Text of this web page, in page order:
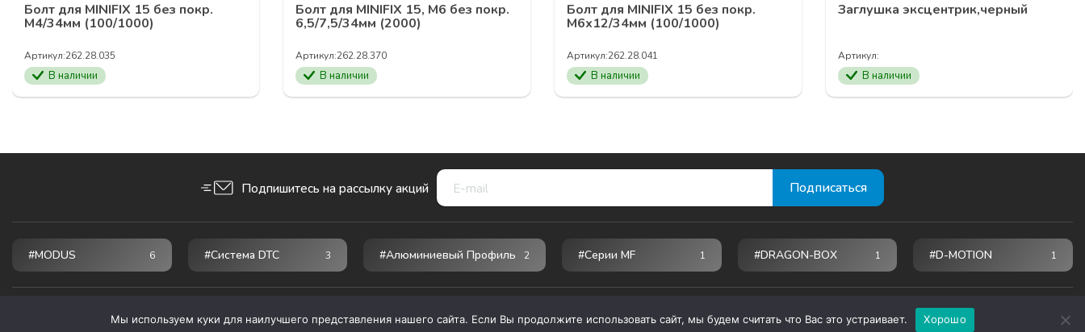
Болт для MINIFIX 15 без покр.
М4/34мм (100/1000)
Артикул:262.28.035
В наличии
Болт для MINIFIX 15, М6 без покр.
6,5/7,5/34мм (2000)
Артикул:262.28.370
В наличии
Болт для MINIFIX 15 без покр.
М6х12/34мм (100/1000)
Артикул:262.28.041
В наличии
Заглушка эксцентрик,черный
Артикул:
В наличии
Подпишитесь на рассылку акций
#MODUS 6 #Система DTC 3 #Алюминиевый Профиль 2 #серии MF 1 #DRAGON-BOX 1 #D-MOTION 1
© 2026 ПРОГРЕСС - мебельные комплектующие
Мы используем куки для наилучшего представления нашего сайта. Если Вы продолжите использовать сайт, мы будем считать что Вас это устраивает. Хорошо